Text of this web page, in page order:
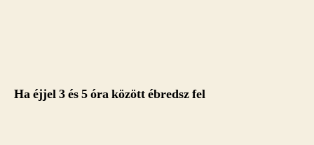
Ha éjjel 3 és 5 óra között ébredsz fel